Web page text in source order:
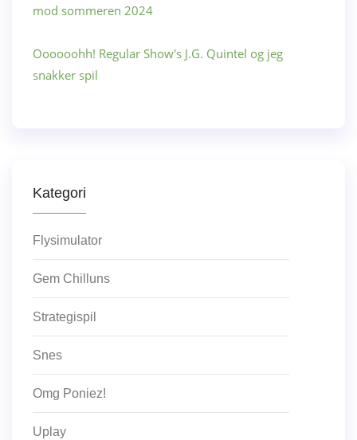
mod sommeren 2024
Oooooohh! Regular Show's J.G. Quintel og jeg
snakker spil
Kategori
Flysimulator
Gem Chilluns
Strategispil
Snes
Omg Poniez!
Uplay